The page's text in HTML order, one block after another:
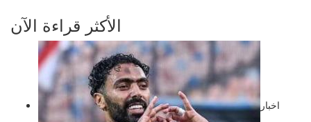
الأكثر قراءة الآن
اخبار